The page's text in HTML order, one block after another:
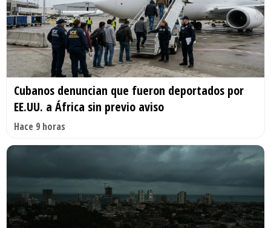
Cubanos denuncian que fueron deportados por
EE.UU. a África sin previo aviso
Hace 9 horas